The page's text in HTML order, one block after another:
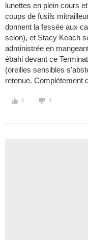
lunettes en plein cours
coups de fusils
donnent la fessée aux
selon), et Stacy Keach
administrée en
ébahi devant ce
(oreilles sensibles
retenue. Complètement
1 1